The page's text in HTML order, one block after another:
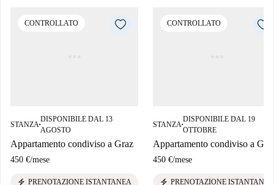
CONTROLLATO
STANZA ■
DISPONIBILE DAL 13
AGOSTO
Appartamento condiviso a Graz
450 €/mese
electric_bolt PRENOTAZIONE ISTANTANEA
CONTROLLATO
STANZA ■
DISPONIBILE DAL 19
OTTOBRE
Appartamento condiviso a
450 €/mese
electric_bolt PRENOTAZIONE ISTANTANEA